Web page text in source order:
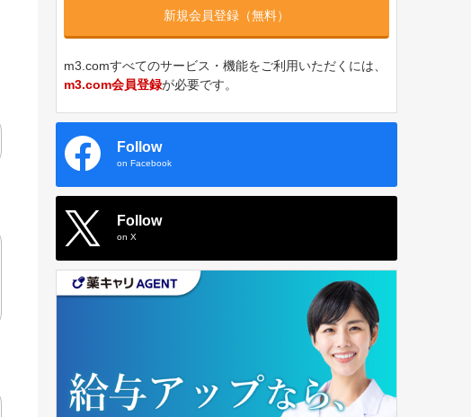
新規会員登録（無料）
m3.comすべてのサービス・機能をご利用いただくには、
m3.com会員登録が必要です。
Follow
on Facebook
Follow
on X